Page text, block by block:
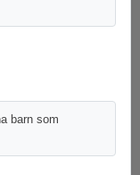
barn som